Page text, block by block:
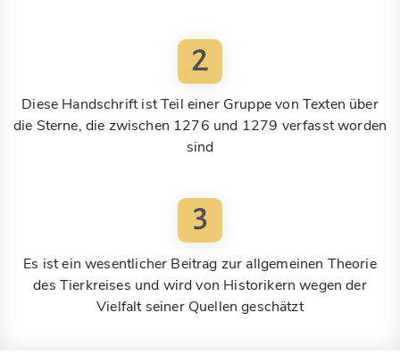
2
Diese Handschrift ist Teil einer Gruppe von Texten über
die Sterne, die zwischen 1276 und 1279 verfasst worden
sind
3
Es ist ein wesentlicher Beitrag zur allgemeinen Theorie
des Tierkreises und wird von Historikern wegen der
Vielfalt seiner Quellen geschätzt